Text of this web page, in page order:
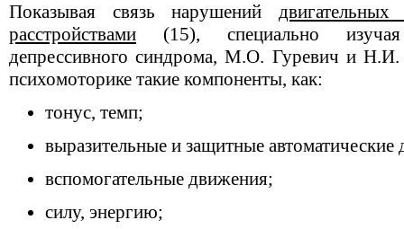
Показывая связь нарушений
расстройствами (15), специально
депрессивного синдрома, М.О. Гуревич и
психомоторике такие компоненты, как:
тонус, темп;
выразительные и защитные
вспомогательные движения;
силу, энергию;